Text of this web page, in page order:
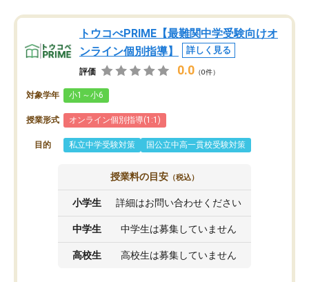
トウコべPRIME【最難関中学受験向けオ
ンライン個別指導】
詳しく見る
評価 0.0 （0件）
対象学年 小1～小6
授業形式 オンライン個別指導(1:1)
目的 私立中学受験対策 国公立中高一貫校受験対策
授業料の目安 （税込）
小学生 詳細はお問い合わせください
中学生 中学生は募集していません
高校生 高校生は募集していません